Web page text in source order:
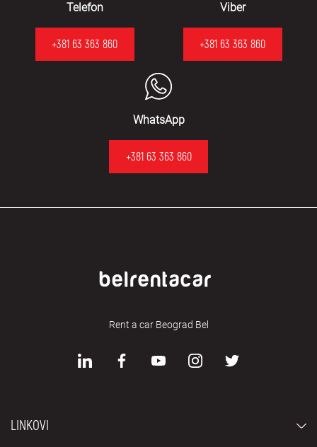
Telefon
+381 63 363 860
Viber
+381 63 363 860
WhatsApp
+381 63 363 860
Rent a car Beograd Bel
LINKOVI